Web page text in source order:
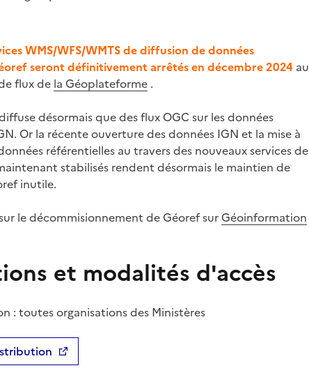
WMS/WFS/WMTS de diffusion de données
seront définitivement arrêtés en décembre 2024 au
flux de la Géoplateforme.
désormais que des flux OGC sur les données
Or la récente ouverture des données IGN et la mise à
référentielles au travers des nouveaux services de
stabilisés rendent désormais le maintien de
inutile.
le décommisionnement de Géoref surGéoinformation
et modalités d'accès
: toutes organisations des Ministères